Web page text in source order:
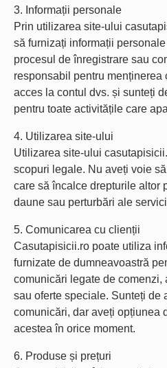
3. Informații personale
Prin utilizarea site-ului
să furnizați informații
procesul de înregistrare sau
responsabil pentru
acces la contul dvs. și sunteți
pentru toate activitățile care
4. Utilizarea site-ului
Utilizarea site-ului
scopuri legale. Nu aveți voie
care să încalce drepturile altor
daune sau perturbări ale
5. Comunicarea cu clienții
Casutapisicii.ro poate utiliza
furnizate de dumneavoastră
comunicări legate de comenzi,
sau oferte speciale. Sunteți de
comunicări, dar aveți opțiunea
acestea în orice moment.
6. Produse și prețuri